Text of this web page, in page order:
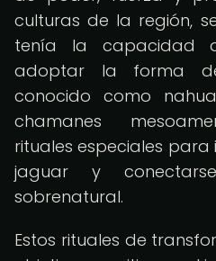
culturas de la región,
tenía la capacidad
adoptar la forma
conocido como
chamanes
rituales especiales
jaguar y
sobrenatural.
Estos rituales de